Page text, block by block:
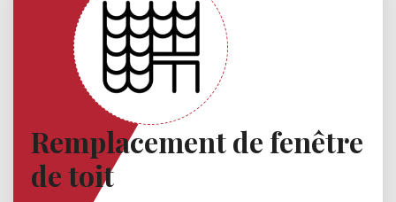
Remplacement de fenêtre
de toit